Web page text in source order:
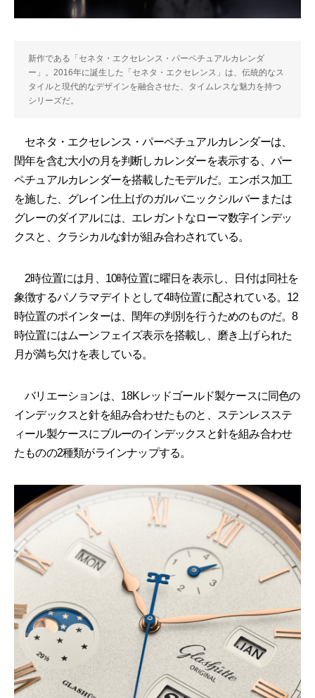
新作である「セネタ・エクセレンス・パーペチュアルカレンダ
ー」。2016年に誕生した「セネタ・エクセレンス」は、伝統的なス
タイルと現代的なデザインを融合させた、タイムレスな魅力を持つ
シリーズだ。
セネタ・エクセレンス・パーペチュアルカレンダーは、
閏年を含む大小の月を判断しカレンダーを表示する、パー
ペチュアルカレンダーを搭載したモデルだ。エンボス加工
を施した、グレイン仕上げのガルバニックシルバーまたは
グレーのダイアルには、エレガントなローマ数字インデッ
クスと、クラシカルな針が組み合わされている。
2時位置には月、10時位置に曜日を表示し、日付は同社を
象徴するパノラマデイトとして4時位置に配されている。12
時位置のポインターは、閏年の判別を行うためのものだ。8
時位置にはムーンフェイズ表示を搭載し、磨き上げられた
月が満ち欠けを表している。
バリエーションは、18Kレッドゴールド製ケースに同色の
インデックスと針を組み合わせたものと、ステンレスステ
ィール製ケースにブルーのインデックスと針を組み合わせ
たものの2種類がラインナップする。